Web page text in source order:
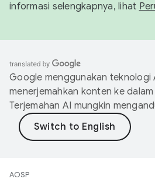
informasi selengkapnya, lihat
Google menggunakan teknologi
menerjemahkan konten ke
Terjemahan AI mungkin
AOSP